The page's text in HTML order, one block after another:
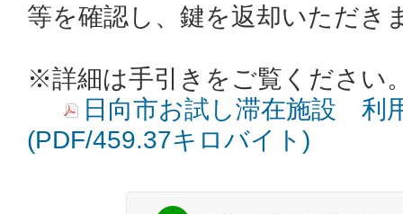
等を確認し、鍵を返却いただき
※詳細は手引きをご覧ください
日向市お試し滞在施設 利
(PDF/459.37キロバイト)